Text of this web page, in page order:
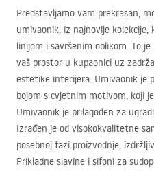
Predstavljamo vam prekrasan,
umivaonik, iz najnovije kolekcije,
linijom i savršenim oblikom. To
vaš prostor u kupaonici uz
estetike interijera. Umivaonik je
bojom s cvjetnim motivom, koji
Umivaonik je prilagođen za
Izrađen je od visokokvalitetne
posebnoj fazi proizvodnje,
Prikladne slavine i sifoni za